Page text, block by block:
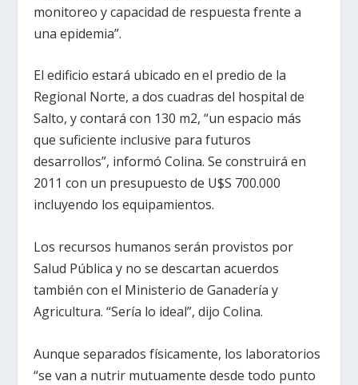
monitoreo y capacidad de respuesta frente a
una epidemia”.
El edificio estará ubicado en el predio de la
Regional Norte, a dos cuadras del hospital de
Salto, y contará con 130 m2, “un espacio más
que suficiente inclusive para futuros
desarrollos”, informó Colina. Se construirá en
2011 con un presupuesto de U$S 700.000
incluyendo los equipamientos.
Los recursos humanos serán provistos por
Salud Pública y no se descartan acuerdos
también con el Ministerio de Ganadería y
Agricultura. “Sería lo ideal”, dijo Colina.
Aunque separados físicamente, los laboratorios
“se van a nutrir mutuamente desde todo punto